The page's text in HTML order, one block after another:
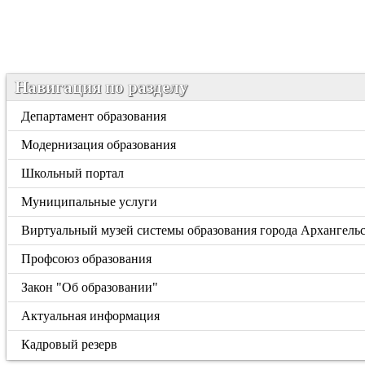
Навигация по разделу
Департамент образования
Модернизация образования
Школьный портал
Муниципальные услуги
Виртуальный музей системы образования города
Профсоюз образования
Закон "Об образовании"
Актуальная информация
Кадровый резерв